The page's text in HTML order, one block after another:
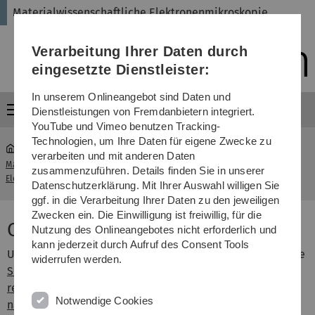
Direkt
Direkt
Direkt
(Sprache,
Drucken,
Media)
Direkt
Direkt
Materialwissenschaftliche Elektronenmikroskopie
Menü
Materialwissenschaftliche
Elektronenmikroskopie
...
Conference Contributions 2008
U. Kaiser, A. Chuvilin, R.R. Schröder, M. Haider, and H. Rose
Sub-Ångstrøm Low-Voltage Electron Microscopy – future
reality for deciphering the structureof beam-sensitive
nanoobjects?
Verarbeitung Ihrer Daten durch
eingesetzte Dienstleister:
In unserem Onlineangebot sind Daten und
Dienstleistungen von Fremdanbietern integriert.
YouTube und Vimeo benutzen Tracking-
Technologien, um Ihre Daten für eigene Zwecke zu
verarbeiten und mit anderen Daten
zusammenzuführen. Details finden Sie in unserer
Datenschutzerklärung. Mit Ihrer Auswahl willigen Sie
ggf. in die Verarbeitung Ihrer Daten zu den jeweiligen
Zwecken ein. Die Einwilligung ist freiwillig, für die
Nutzung des Onlineangebotes nicht erforderlich und
kann jederzeit durch Aufruf des Consent Tools
widerrufen werden.
Notwendige Cookies